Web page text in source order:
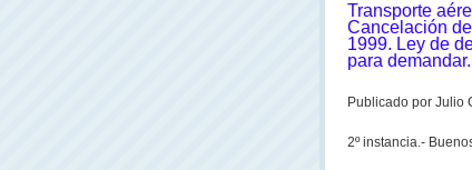
Transporte
Cancelación
1999. Ley de
para
Publicado por Julio
2º instancia.-